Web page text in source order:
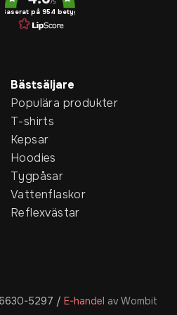
Baserat på 954 betyg
Bästsäljare
Populära produkter
T-shirts
Kepsar
Hoodies
Tygpåsar
Vattenflaskor
Reflexvästar
5297 / E-handel av Wombit